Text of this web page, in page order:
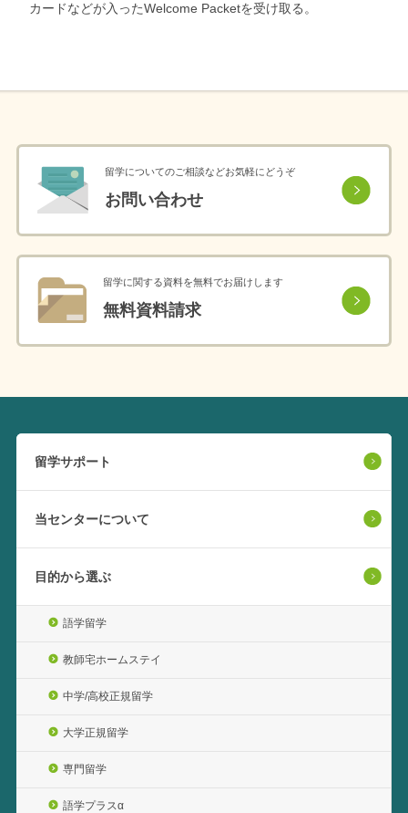
カードなどが入ったWelcome Packetを受け取る。
留学についてのご相談などお気軽にどうぞ
お問い合わせ
留学に関する資料を無料でお届けします
無料資料請求
留学サポート
当センターについて
目的から選ぶ
語学留学
教師宅ホームステイ
中学/高校正規留学
大学正規留学
専門留学
語学プラスα